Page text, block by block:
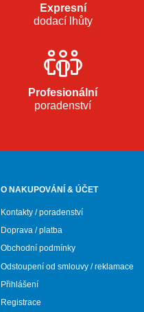
Expresní
dodací lhůty
Profesionální
poradenství
O NAKUPOVÁNÍ & ÚČET
Kontakty / poradenství
Doprava / platba
Obchodní podmínky
Odstoupení od smlouvy / reklamace
Přihlášení
Registrace